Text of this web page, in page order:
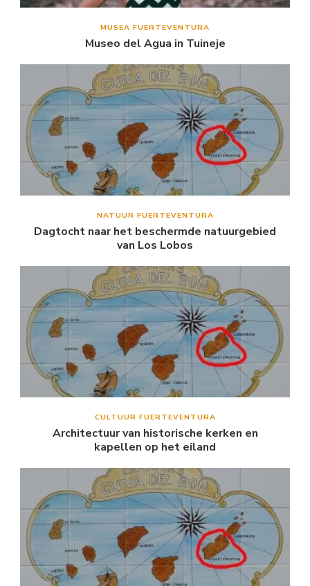
MUSEA FUERTEVENTURA
Museo del Agua in Tuineje
NATUUR FUERTEVENTURA
Dagtocht naar het beschermde natuurgebied
van Los Lobos
CULTUUR FUERTEVENTURA
Architectuur van historische kerken en
kapellen op het eiland